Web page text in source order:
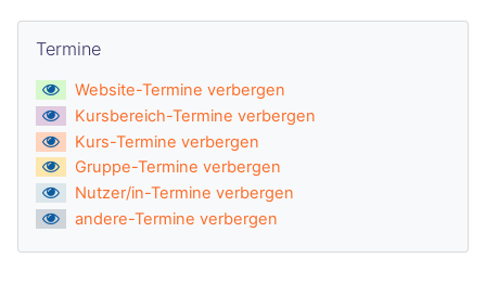
Termine
Website-Termine verbergen
Kursbereich-Termine verbergen
Kurs-Termine verbergen
Gruppe-Termine verbergen
Nutzer/in-Termine verbergen
andere-Termine verbergen